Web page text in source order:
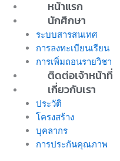
หน้าแรก
นักศึกษา
ระบบสารสนเทศ
การลงทะเบียนเรียน
การเพิ่มถอนรายวิชา
ติดต่อเจ้าหน้าที่
เกี่ยวกับเรา
ประวัติ
โครงสร้าง
บุคลากร
การประกันคุณภาพ